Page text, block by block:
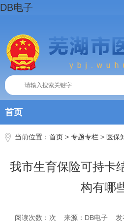
DB电子
首页
当前位置： 首页 > 专题专栏 > 医保
我市生育保险可持卡
构有哪
阅读次数：次 来源：DB电子